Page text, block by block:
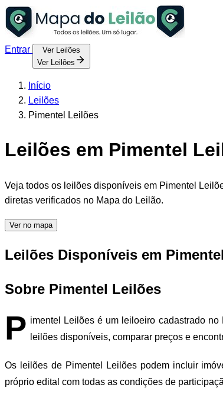
Entrar
Ver Leilões
Ver Leilões
Início
Leilões
Pimentel Leilões
Leilões em Pimentel
Veja todos os leilões disponíveis em Pimentel
diretas verificados no Mapa do Leilão.
Ver no mapa
Leilões Disponíveis em
Sobre Pimentel Leilões
P imentel Leilões é um leiloeiro cadastrado
leilões disponíveis, comparar preços e
Os leilões de Pimentel Leilões podem incluir
próprio edital com todas as condições de